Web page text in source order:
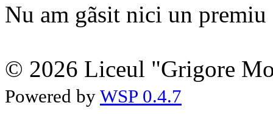
Nu am gãsit nici un premiu
© 2026 Liceul "Grigore
Powered by WSP 0.4.7